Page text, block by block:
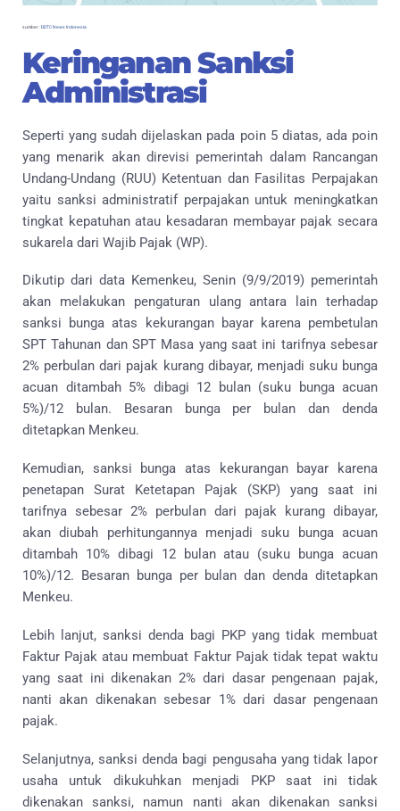
sumber :DDTC News Indonesia
Keringanan Sanksi
Administrasi
Seperti yang sudah dijelaskan pada poin 5 diatas, ada poin
yang menarik akan direvisi pemerintah dalam Rancangan
Undang-Undang (RUU) Ketentuan dan Fasilitas Perpajakan
yaitu sanksi administratif perpajakan untuk meningkatkan
tingkat kepatuhan atau kesadaran membayar pajak secara
sukarela dari Wajib Pajak (WP).
Dikutip dari data Kemenkeu, Senin (9/9/2019) pemerintah
akan melakukan pengaturan ulang antara lain terhadap
sanksi bunga atas kekurangan bayar karena pembetulan
SPT Tahunan dan SPT Masa yang saat ini tarifnya sebesar
2% perbulan dari pajak kurang dibayar, menjadi suku bunga
acuan ditambah 5% dibagi 12 bulan (suku bunga acuan
5%)/12 bulan. Besaran bunga per bulan dan denda
ditetapkan Menkeu.
Kemudian, sanksi bunga atas kekurangan bayar karena
penetapan Surat Ketetapan Pajak (SKP) yang saat ini
tarifnya sebesar 2% perbulan dari pajak kurang dibayar,
akan diubah perhitungannya menjadi suku bunga acuan
ditambah 10% dibagi 12 bulan atau (suku bunga acuan
10%)/12. Besaran bunga per bulan dan denda ditetapkan
Menkeu.
Lebih lanjut, sanksi denda bagi PKP yang tidak membuat
Faktur Pajak atau membuat Faktur Pajak tidak tepat waktu
yang saat ini dikenakan 2% dari dasar pengenaan pajak,
nanti akan dikenakan sebesar 1% dari dasar pengenaan
pajak.
Selanjutnya, sanksi denda bagi pengusaha yang tidak lapor
usaha untuk dikukuhkan menjadi PKP saat ini tidak
dikenakan sanksi, namun nanti akan dikenakan sanksi